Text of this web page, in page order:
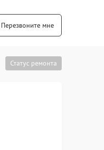
Перезвоните мне
Статус ремонта